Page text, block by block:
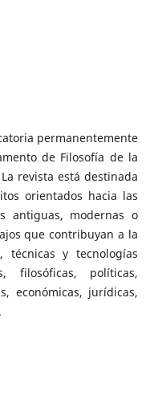
permanentemente
de Filosofía de la
revista está destinada
orientados hacia las
antiguas, modernas o
que contribuyan a la
técnicas y tecnologías
filosóficas, políticas,
económicas, jurídicas,